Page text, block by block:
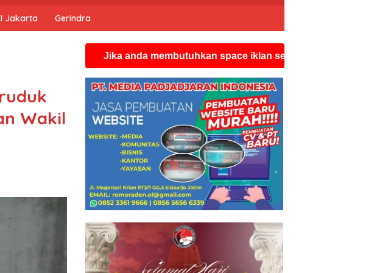
Jakarta Gerindra
Wakil
Jika anda membutuhkan space iklan seperti ini silahkan hubungi